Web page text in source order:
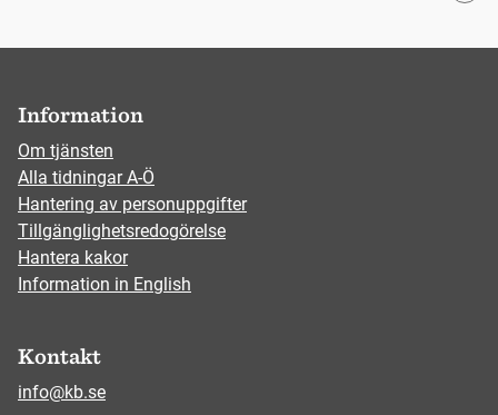
Information
Om tjänsten
Alla tidningar A-Ö
Hantering av personuppgifter
Tillgänglighetsredogörelse
Hantera kakor
Information in English
Kontakt
info@kb.se